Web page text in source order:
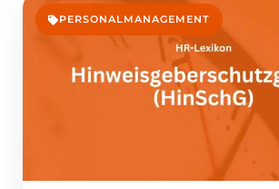
Incentives nicht nur Engagement,
Mitarbeiterbindung […]
PERSONALMANAGEMENT